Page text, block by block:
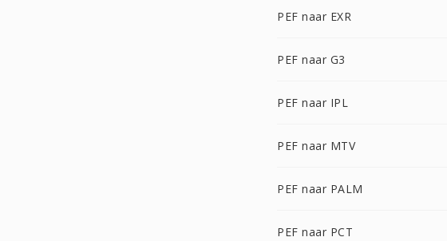
PEF naar EXR
PEF naar G3
PEF naar IPL
PEF naar MTV
PEF naar PALM
PEF naar PCT